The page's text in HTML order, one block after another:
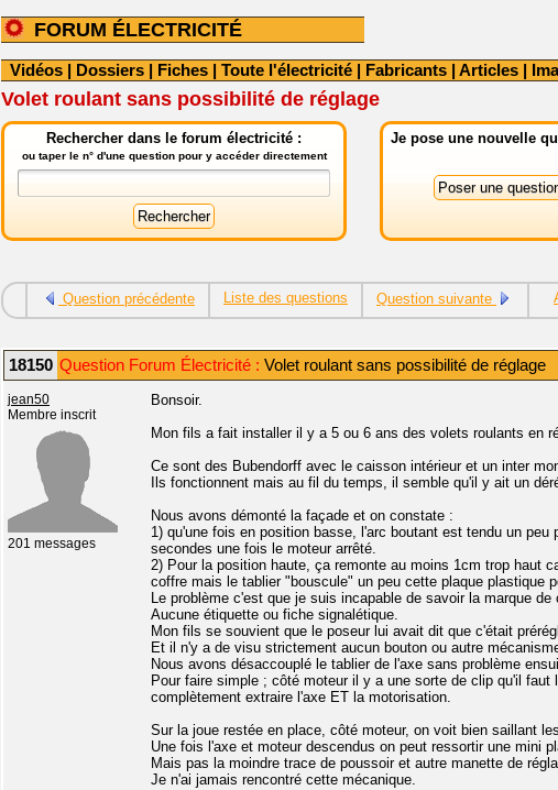
FORUM ÉLECTRICITÉ
Vidéos | Dossiers | Fiches | Toute l'électricité | Fabricants | Articles |
Volet roulant sans possibilité de réglage
Rechercher dans le forum électricité :
ou taper le n° d'une question pour y accéder directement
Je pose une nouvelle
Question précédente Liste des questions Question suivante
18150 Question Forum Électricité : Volet roulant sans possibilité de réglage
jean50
Membre inscrit
201 messages
Bonsoir.
Mon fils a fait installer il y a 5 ou 6 ans des volets roulants en
Ce sont des Bubendorff avec le caisson intérieur et un inter
Ils fonctionnent mais au fil du temps, il semble qu'il y ait un
Nous avons démonté la façade et on constate :
1) qu'une fois en position basse, l'arc boutant est tendu un
secondes une fois le moteur arrêté.
2) Pour la position haute, ça remonte au moins 1cm trop haut
coffre mais le tablier "bouscule" un peu cette plaque plastique
Le problème c'est que je suis incapable de savoir la marque
Aucune étiquette ou fiche signalétique.
Mon fils se souvient que le poseur lui avait dit que c'était
Et il n'y a de visu strictement aucun bouton ou autre
Nous avons désaccouplé le tablier de l'axe sans problème
Pour faire simple ; côté moteur il y a une sorte de clip qu'il
complètement extraire l'axe ET la motorisation.
Sur la joue restée en place, côté moteur, on voit bien saillant
Une fois l'axe et moteur descendus on peut ressortir une mini
Mais pas la moindre trace de poussoir et autre manette de
Je n'ai jamais rencontré cette mécanique.